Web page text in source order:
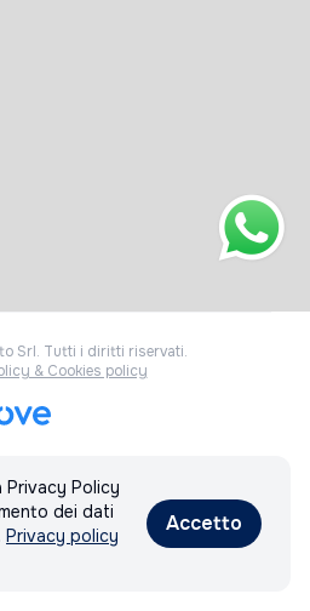
Policy
dei dati
Privacy policy
Accetto
Srl. Tutti i diritti riservati.
& Cookies policy